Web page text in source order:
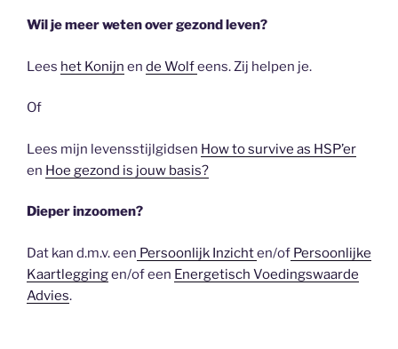
Wil je meer weten over gezond leven?
Lees het Konijn en de Wolfeens. Zij helpen je.
Of
Lees mijn levensstijlgidsen How to survive as HSP’er
en Hoe gezond is jouw basis?
Dieper inzoomen?
Dat kan d.m.v. een Persoonlijk Inzichten/of Persoonlijke
Kaartleggingen/of een Energetisch Voedingswaarde
Advies.